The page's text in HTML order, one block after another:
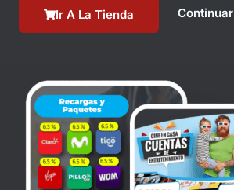
Ir A La Tienda Continuar